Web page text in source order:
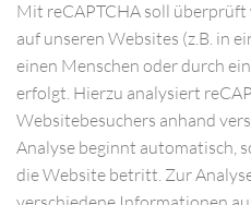
Mit reCAPTCHA soll
auf unseren Websites (z.B. in
einen Menschen oder durch
erfolgt. Hierzu analysiert
Websitebesuchers anhand
Analyse beginnt automatisch,
die Website betritt. Zur